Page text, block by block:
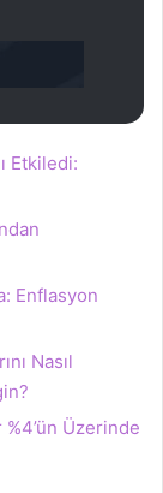
Etkiledi:
Enflasyon
Nasıl
Üzerinde